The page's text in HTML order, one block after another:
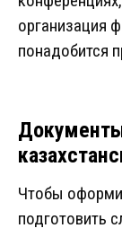
организация
понадобится
Чтобы
подготовить